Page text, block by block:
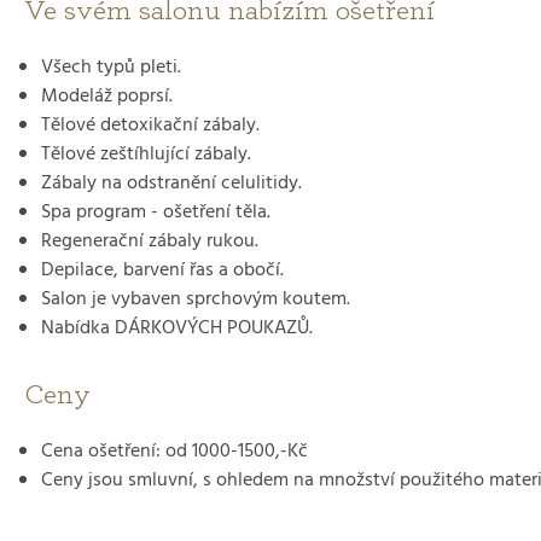
Ve svém salonu nabízím ošetření
Všech typů pleti.
Modeláž poprsí.
Tělové detoxikační zábaly.
Tělové zeštíhlující zábaly.
Zábaly na odstranění celulitidy.
Spa program - ošetření těla.
Regenerační zábaly rukou.
Depilace, barvení řas a obočí.
Salon je vybaven sprchovým koutem.
Nabídka DÁRKOVÝCH POUKAZŮ.
Ceny
Cena ošetření: od 1000-1500,-Kč
Ceny jsou smluvní, s ohledem na množství použitého